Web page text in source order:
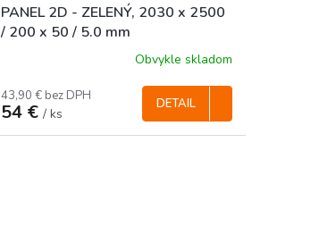
PANEL 2D - ZELENÝ, 2030 x 2500
/ 200 x 50 / 5.0 mm
Obvykle skladom
43,90 € bez DPH
54 € / ks
DETAIL